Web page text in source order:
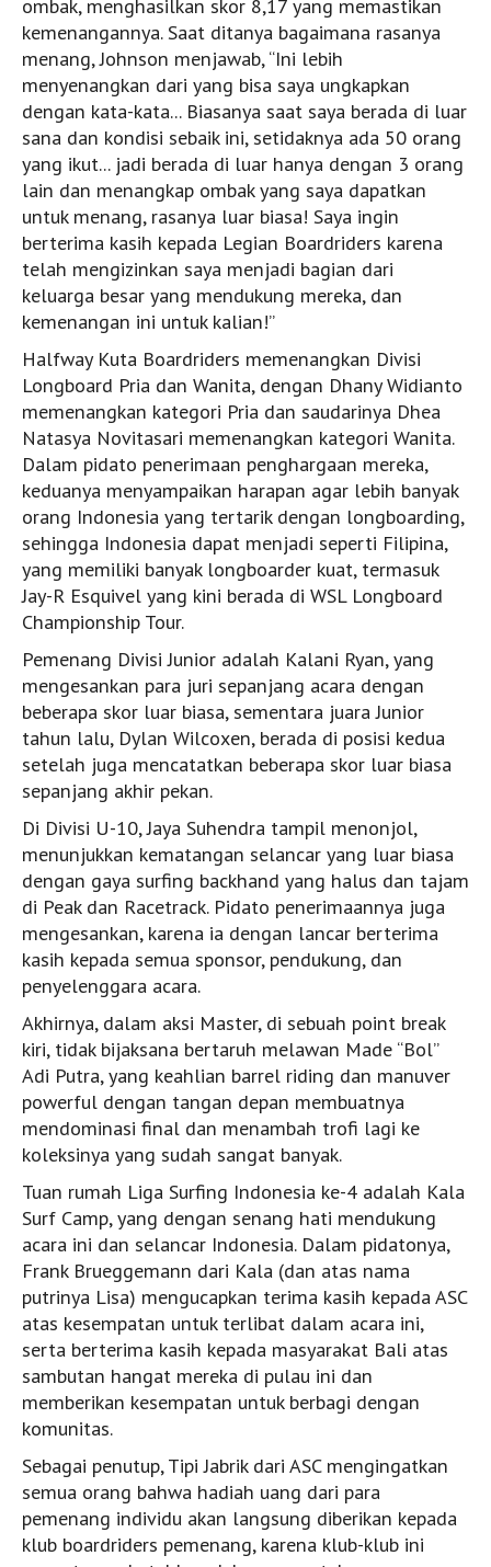
ombak, menghasilkan skor 8,17 yang memastikan
kemenangannya. Saat ditanya bagaimana rasanya
menang, Johnson menjawab, “Ini lebih
menyenangkan dari yang bisa saya ungkapkan
dengan kata-kata... Biasanya saat saya berada di luar
sana dan kondisi sebaik ini, setidaknya ada 50 orang
yang ikut... jadi berada di luar hanya dengan 3 orang
lain dan menangkap ombak yang saya dapatkan
untuk menang, rasanya luar biasa! Saya ingin
berterima kasih kepada Legian Boardriders karena
telah mengizinkan saya menjadi bagian dari
keluarga besar yang mendukung mereka, dan
kemenangan ini untuk kalian!”
Halfway Kuta Boardriders memenangkan Divisi
Longboard Pria dan Wanita, dengan Dhany Widianto
memenangkan kategori Pria dan saudarinya Dhea
Natasya Novitasari memenangkan kategori Wanita.
Dalam pidato penerimaan penghargaan mereka,
keduanya menyampaikan harapan agar lebih banyak
orang Indonesia yang tertarik dengan longboarding,
sehingga Indonesia dapat menjadi seperti Filipina,
yang memiliki banyak longboarder kuat, termasuk
Jay-R Esquivel yang kini berada di WSL Longboard
Championship Tour.
Pemenang Divisi Junior adalah Kalani Ryan, yang
mengesankan para juri sepanjang acara dengan
beberapa skor luar biasa, sementara juara Junior
tahun lalu, Dylan Wilcoxen, berada di posisi kedua
setelah juga mencatatkan beberapa skor luar biasa
sepanjang akhir pekan.
Di Divisi U-10, Jaya Suhendra tampil menonjol,
menunjukkan kematangan selancar yang luar biasa
dengan gaya surfing backhand yang halus dan tajam
di Peak dan Racetrack. Pidato penerimaannya juga
mengesankan, karena ia dengan lancar berterima
kasih kepada semua sponsor, pendukung, dan
penyelenggara acara.
Akhirnya, dalam aksi Master, di sebuah point break
kiri, tidak bijaksana bertaruh melawan Made “Bol”
Adi Putra, yang keahlian barrel riding dan manuver
powerful dengan tangan depan membuatnya
mendominasi final dan menambah trofi lagi ke
koleksinya yang sudah sangat banyak.
Tuan rumah Liga Surfing Indonesia ke-4 adalah Kala
Surf Camp, yang dengan senang hati mendukung
acara ini dan selancar Indonesia. Dalam pidatonya,
Frank Brueggemann dari Kala (dan atas nama
putrinya Lisa) mengucapkan terima kasih kepada ASC
atas kesempatan untuk terlibat dalam acara ini,
serta berterima kasih kepada masyarakat Bali atas
sambutan hangat mereka di pulau ini dan
memberikan kesempatan untuk berbagi dengan
komunitas.
Sebagai penutup, Tipi Jabrik dari ASC mengingatkan
semua orang bahwa hadiah uang dari para
pemenang individu akan langsung diberikan kepada
klub boardriders pemenang, karena klub-klub ini